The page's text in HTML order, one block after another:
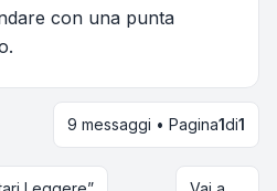
con una punta
e ordinamento
9 messaggi • Pagina1di1